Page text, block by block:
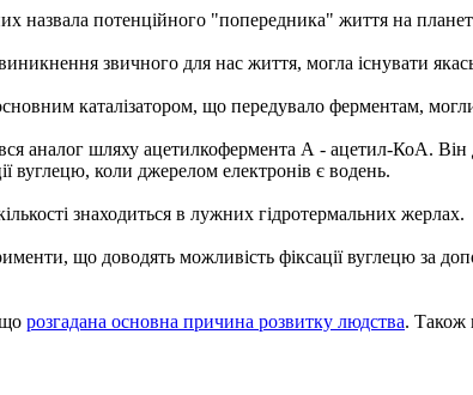
назвала потенційного "попередника" життя на
звичного для нас життя, могла існувати
каталізатором, що передувало ферментам,
аналог шляху ацетилкофермента А - ацетил-КоА. Він
вуглецю, коли джерелом електронів є водень.
знаходиться в лужних гідротермальних жерлах.
що доводять можливість фіксації вуглецю за
розгадана основна причина розвитку людства. Також